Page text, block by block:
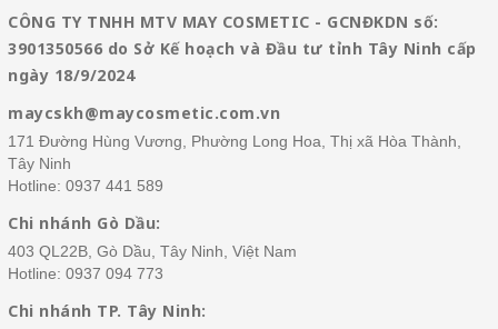
CÔNG TY TNHH MTV MAY COSMETIC - GCNĐKDN số:
3901350566 do Sở Kế hoạch và Đầu tư tỉnh Tây Ninh cấp
ngày 18/9/2024
maycskh@maycosmetic.com.vn
171 Đường Hùng Vương, Phường Long Hoa, Thị xã Hòa Thành,
Tây Ninh
Hotline: 0937 441 589
Chi nhánh Gò Dầu:
403 QL22B, Gò Dầu, Tây Ninh, Việt Nam
Hotline: 0937 094 773
Chi nhánh TP. Tây Ninh: